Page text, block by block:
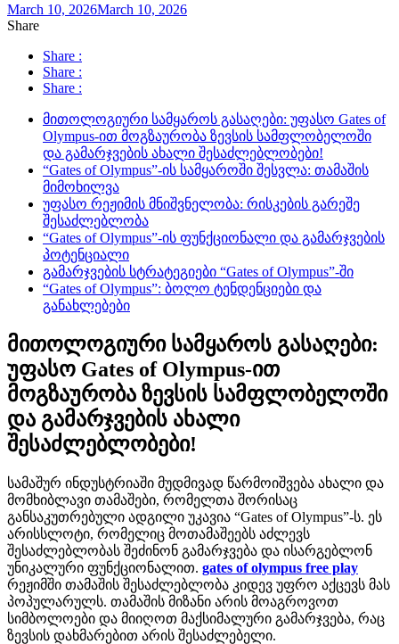
March 10, 2026March 10, 2026
Share
Share :
Share :
Share :
მითოლოგიური სამყაროს გასაღები: უფასო Gates of
Olympus-ით მოგზაურობა ზევსის სამფლობელოში
და გამარჯვების ახალი შესაძლებლობები!
“Gates of Olympus”-ის სამყაროში შესვლა: თამაშის
მიმოხილვა
უფასო რეჟიმის მნიშვნელობა: რისკების გარეშე
შესაძლებლობა
“Gates of Olympus”-ის ფუნქციონალი და გამარჯვების
პოტენციალი
გამარჯვების სტრატეგიები “Gates of Olympus”-ში
“Gates of Olympus”: ბოლო ტენდენციები და
განახლებები
მითოლოგიური სამყაროს გასაღები:
უფასო Gates of Olympus-ით
მოგზაურობა ზევსის სამფლობელოში
და გამარჯვების ახალი
შესაძლებლობები!
სამაშურ ინდუსტრიაში მუდმივად წარმოიშვება ახალი და
მომხიბლავი თამაშები, რომელთა შორისაც
განსაკუთრებული ადგილი უკავია “Gates of Olympus”-ს. ეს
არისსლოტი, რომელიც მოთამაშეებს აძლევს
შესაძლებლობას შეძინონ გამარჯვება და ისარგებლონ
უნიკალური ფუნქციონალით. gates of olympus free play
რეჟიმში თამაშის შესაძლებლობა კიდევ უფრო აქცევს მას
პოპულარულს. თამაშის მიზანი არის მოაგროვოთ
სიმბოლოები და მიიღოთ მაქსიმალური გამარჯვება, რაც
ზევსის დახმარებით არის შესაძლებელი.